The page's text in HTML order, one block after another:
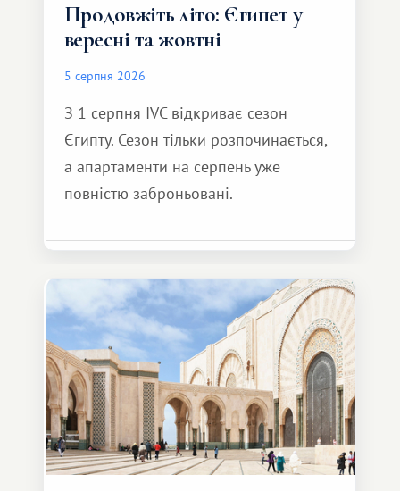
Продовжіть літо: Єгипет у
вересні та жовтні
5 серпня 2026
З 1 серпня IVC відкриває сезон
Єгипту. Сезон тільки розпочинається,
а апартаменти на серпень уже
повністю заброньовані.